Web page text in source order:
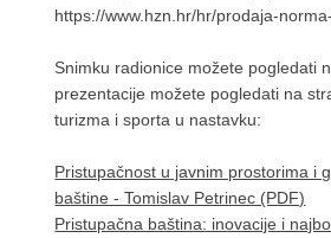
https://www.hzn.hr/hr/prodaja-
Snimku radionice možete pogledati
prezentacije možete pogledati na
turizma i sporta u nastavku:
Pristupačnost u javnim prostorima i
baštine - Tomislav Petrinec (PDF)
Pristupačna baština: inovacije i